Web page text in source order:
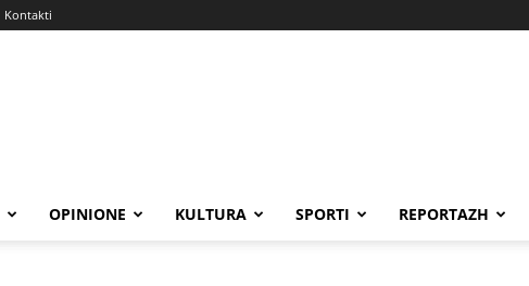
Kontakti
OPINIONE KULTURA SPORTI REPORTAZH